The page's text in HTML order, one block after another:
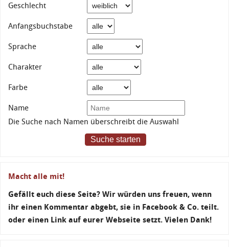
Geschlecht
Anfangsbuchstabe
Sprache
Charakter
Farbe
Name
Die Suche nach Namen überschreibt die Auswahl
Suche starten
Macht alle mit!
Gefällt euch diese Seite? Wir würden uns freuen, wenn
ihr einen Kommentar abgebt, sie in Facebook & Co. teilt.
oder einen Link auf eurer Webseite setzt. Vielen Dank!